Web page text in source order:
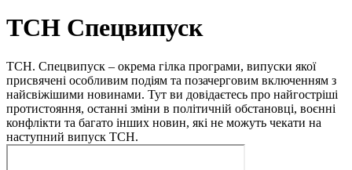
ТСН Спецвипуск
ТСН. Спецвипуск – окрема гілка програми, випуски якої
присвячені особливим подіям та позачерговим включенням з
найсвіжішими новинами. Тут ви довідаєтесь про найгостріші
протистояння, останні зміни в політичній обстановці, воєнні
конфлікти та багато інших новин, які не можуть чекати на
наступний випуск ТСН.